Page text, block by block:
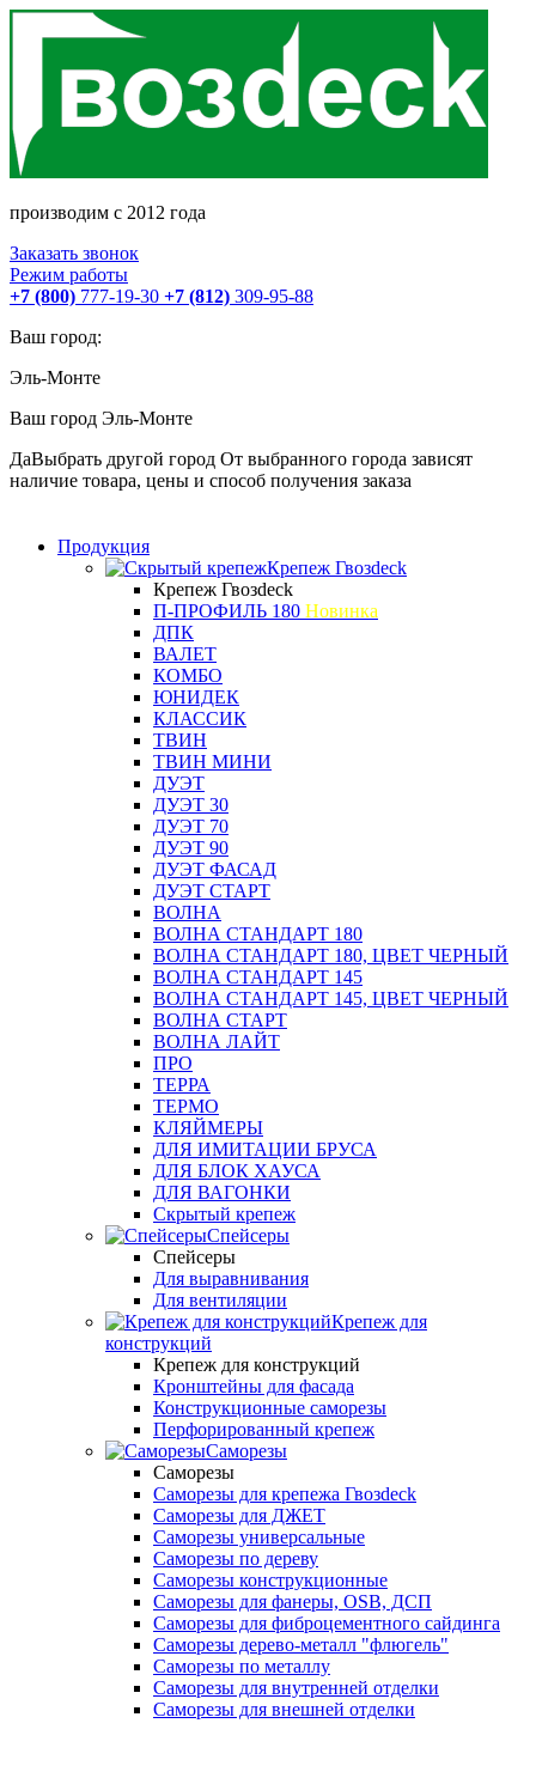
производим с 2012 года
Заказать звонок
Режим работы
+7 (800) 777-19-30 +7 (812) 309-95-88
Ваш город:
Эль-Монте
Ваш город Эль-Монте
ДаВыбрать другой город От выбранного города зависят
наличие товара, цены и способ получения заказа
Продукция
Крепеж Гвозdeck
Крепеж Гвозdeck
П-ПРОФИЛЬ 180 Новинка
ДПК
ВАЛЕТ
КОМБО
ЮНИДЕК
КЛАССИК
ТВИН
ТВИН МИНИ
ДУЭТ
ДУЭТ 30
ДУЭТ 70
ДУЭТ 90
ДУЭТ ФАСАД
ДУЭТ СТАРТ
ВОЛНА
ВОЛНА СТАНДАРТ 180
ВОЛНА СТАНДАРТ 180, ЦВЕТ ЧЕРНЫЙ
ВОЛНА СТАНДАРТ 145
ВОЛНА СТАНДАРТ 145, ЦВЕТ ЧЕРНЫЙ
ВОЛНА СТАРТ
ВОЛНА ЛАЙТ
ПРО
ТЕРРА
ТЕРМО
КЛЯЙМЕРЫ
ДЛЯ ИМИТАЦИИ БРУСА
ДЛЯ БЛОК ХАУСА
ДЛЯ ВАГОНКИ
Скрытый крепеж
Спейсеры
Спейсеры
Для выравнивания
Для вентиляции
Крепеж для
конструкций
Крепеж для конструкций
Кронштейны для фасада
Конструкционные саморезы
Перфорированный крепеж
Саморезы
Саморезы
Саморезы для крепежа Гвозdeck
Саморезы для ДЖЕТ
Саморезы универсальные
Саморезы по дереву
Саморезы конструкционные
Cаморезы для фанеры, OSB, ДСП
Саморезы для фиброцементного сайдинга
Саморезы дерево-металл "флюгель"
Саморезы по металлу
Саморезы для внутренней отделки
Саморезы для внешней отделки